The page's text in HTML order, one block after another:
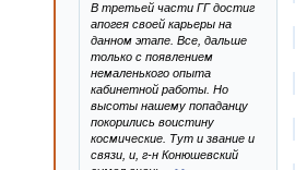
В третьей части ГГ достиг
апогея своей карьеры на
данном этапе. Все, дальше
только с появлением
немаленького опыта
кабинетной работы. Но
высоты нашему попаданцу
покорились воистину
космические. Тут и звание и
связи, и, г-н Конюшевский